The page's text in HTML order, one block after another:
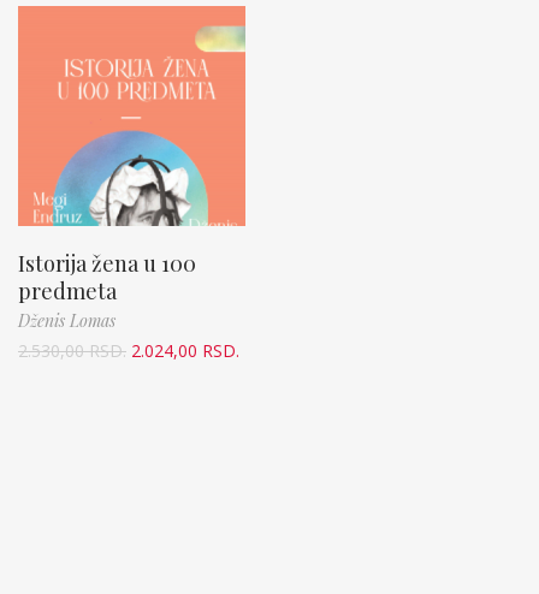
Istorija žena u 100
predmeta
Dženis Lomas
2.530,00RSD. 2.024,00 RSD.